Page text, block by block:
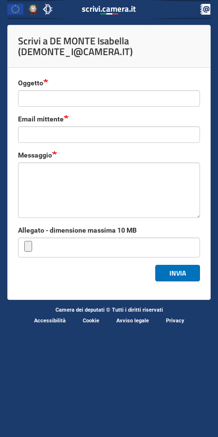
contenuto
principale
scrivi.camera.it
scrivi.camera.it
Inizio
Contenuto
Scrivi a DE MONTE Isabella
(DEMONTE_I@CAMERA.IT)
Oggetto
Email mittente
Messaggio
Allegato - dimensione massima 10 MB
INVIA
Camera dei deputati © Tutti i diritti riservati
Accessibilità
Cookie Avviso legale Privacy